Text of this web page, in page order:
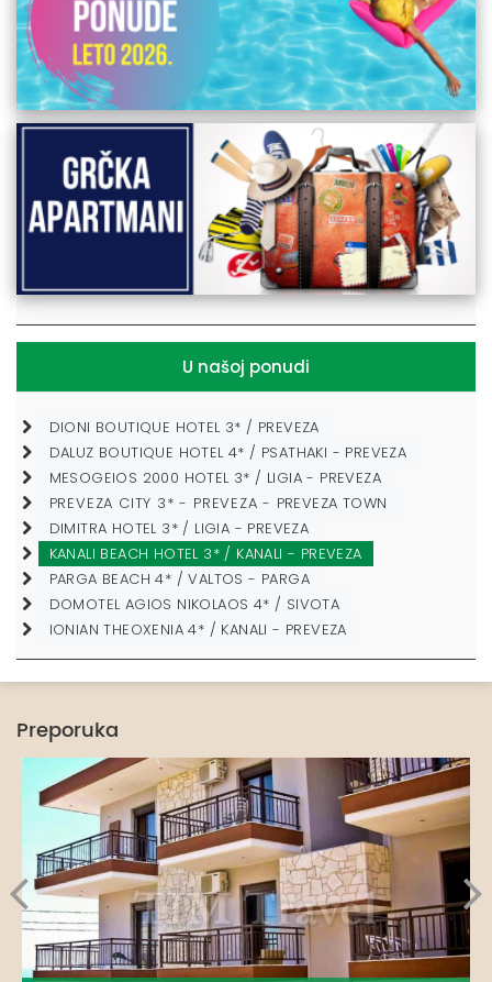
U našoj ponudi
DIONI BOUTIQUE HOTEL 3* / PREVEZA
DALUZ BOUTIQUE HOTEL 4* / PSATHAKI - PREVEZA
MESOGEIOS 2000 HOTEL 3* / LIGIA - PREVEZA
PREVEZA CITY 3* - PREVEZA - PREVEZA TOWN
DIMITRA HOTEL 3* / LIGIA - PREVEZA
KANALI BEACH HOTEL 3* / KANALI - PREVEZA
PARGA BEACH 4* / VALTOS - PARGA
DOMOTEL AGIOS NIKOLAOS 4* / SIVOTA
IONIAN THEOXENIA 4* / KANALI - PREVEZA
Preporuka